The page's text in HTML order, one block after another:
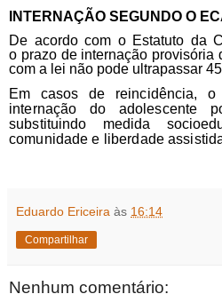
INTERNAÇÃO SEGUNDO O
De acordo com o Estatuto da
o prazo de internação provisória
com a lei não pode ultrapassar
Em casos de reincidência,
internação do adolescente
substituindo medida
comunidade e liberdade
Eduardo Ericeira às 16:14
Compartilhar
Nenhum comentário: